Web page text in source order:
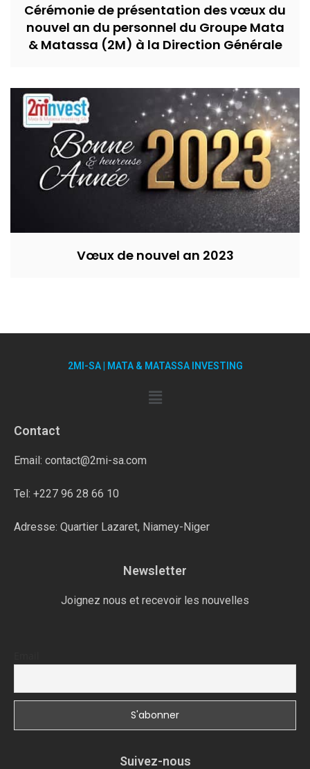
Cérémonie de présentation des vœux du
nouvel an du personnel du Groupe Mata
& Matassa (2M) à la Direction Générale
Vœux de nouvel an 2023
2MI-SA | MATA & MATASSA INVESTING
Contact
Email: contact@2mi-sa.com
Tel: +227 96 28 66 10
Adresse: Quartier Lazaret, Niamey-Niger
Newsletter
Joignez nous et recevoir les nouvelles
Suivez-nous